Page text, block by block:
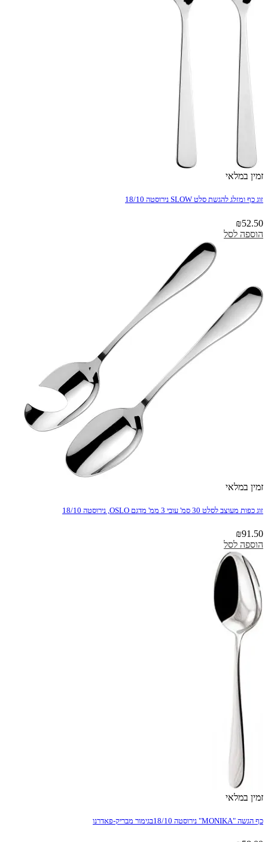
זמין במלאי
זוג כף ומזלג להגשת סלט SLOW נירוסטה 18/10
₪52.50
הוספה לסל
זמין במלאי
זוג כפות מעוצב לסלט 30 סמ' עובי 3 ממ' מדגם OSLO, נירוסטה 18/10
₪91.50
הוספה לסל
זמין במלאי
כף הגשה "MONIKA" נירוסטה 18/10בגימור מבריק-פאדרנו